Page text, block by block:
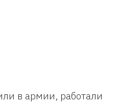
в армии, работали